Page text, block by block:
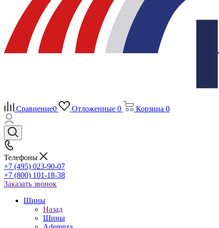
Сравнение0 Отложенные 0 Корзина 0
Телефоны
+7 (495) 023-90-07
+7 (800) 101-18-38
Заказать звонок
Шины
Назад
Шины